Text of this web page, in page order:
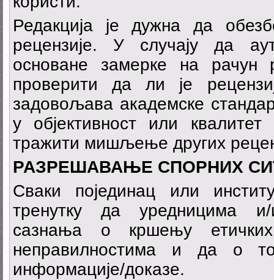
Редакција је дужна да
рецензије. У случају да
основане замерке на рачун
проверити да ли је
задовољава академске
у објективност или
тражити мишљење других
РАЗРЕШАВАЊЕ СПОРНИХ
Сваки појединац или
тренутку да уредницима и/
сазнања о кршењу
неправилностима и да о
информације/доказе.